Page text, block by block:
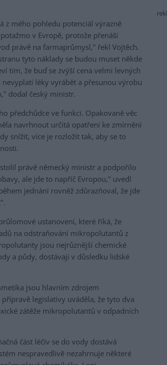
z mého pohledu potenciál výrazně
v Evropě, protože přenáší
právě na farmaprůmysl," řekl Vojtěch.
tyto náklady se budou muset někde
tím, že buď se zvýší cena velmi levných
léky vyrábět a přesunou výrobu
dodal český ministr.
předchůdce ve funkci. Opakovaně věc
navrhnout určitá opatření ke zmírnění
snížit, více je rozložit tak, aby se to
právě německý ministr a podpořilo
ale jde to napříč Evropou," uvedl
jednání rovněž zdůrazňoval, že jde
ustanovení, které říká, že
na odstraňování mikropolutantů z
jsou nejrůznější chemické
a půdy, dostávají v důsledku lidské
jsou hlavním zdrojem
legislativy uváděla, že tyto dva
zátěže mikropolutantů v odpadních
část léčiv se do vody dostává
nespravedlivě nezahrnuje některé